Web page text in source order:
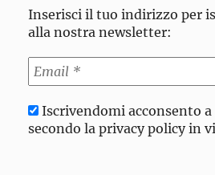
Inserisci il tuo indirizzo per
alla nostra newsletter:
Iscrivendomi acconsento
secondo la privacy policy in